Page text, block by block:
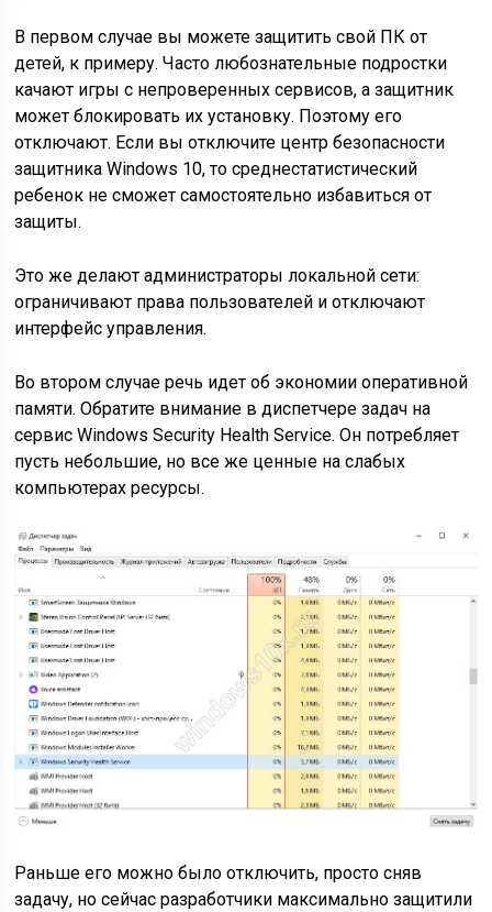
В первом случае вы можете защитить свой ПК от
детей, к примеру. Часто любознательные подростки
качают игры с непроверенных сервисов, а защитник
может блокировать их установку. Поэтому его
отключают. Если вы отключите центр безопасности
защитника Windows 10, то среднестатистический
ребенок не сможет самостоятельно избавиться от
защиты.
Это же делают администраторы локальной сети:
ограничивают права пользователей и отключают
интерфейс управления.
Во втором случае речь идет об экономии оперативной
памяти. Обратите внимание в диспетчере задач на
сервисWindows Security Health Service. Он потребляет
пусть небольшие, но все же ценные на слабых
компьютерах ресурсы.
Раньше его можно было отключить, просто сняв
задачу, но сейчас разработчики максимально защитили